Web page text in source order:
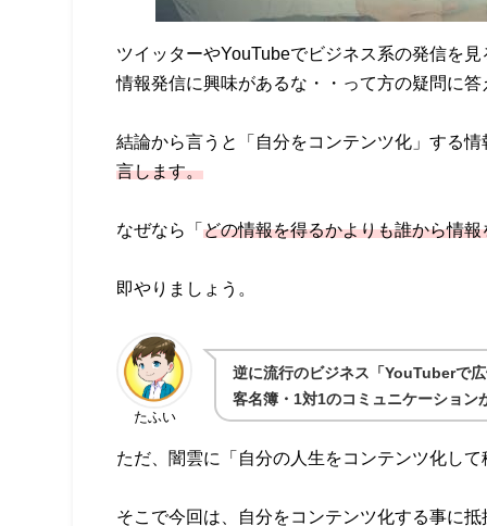
ツイッターやYouTubeでビジネス系の発信を
情報発信に興味があるな・・って方の疑問に
結論から言うと「自分をコンテンツ化」する
言します。
なぜなら「どの情報を得るかよりも誰から情報
即やりましょう。
たふい
逆に流行のビジネス「YouTuberで
客名簿・1対1のコミュニケーション
ただ、闇雲に「自分の人生をコンテンツ化し
そこで今回は、自分をコンテンツ化する事に